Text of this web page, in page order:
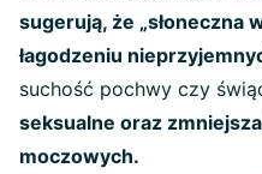
sugerują, że „słoneczna
łagodzeniu
suchość pochwy czy
seksualne oraz
moczowych.